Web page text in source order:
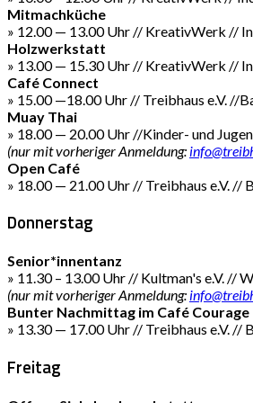
Mitmachküche
» 12.00 — 13.00 Uhr // KreativWerk //
Holzwerkstatt
» 13.00 — 15.30 Uhr // KreativWerk //
Café Connect
» 15.00 —18.00 Uhr // Treibhaus e.V. //
Muay Thai
» 18.00 — 20.00 Uhr //Kinder- und
(nur mit vorheriger Anmeldung:
Open Café
» 18.00 — 21.00 Uhr // Treibhaus e.V. //
Donnerstag
Senior*innentanz
» 11.30 – 13.00 Uhr // Kultman's e.V. //
(nur mit vorheriger Anmeldung:
Bunter Nachmittag im Café Courage
» 13.30 — 17.00 Uhr // Treibhaus e.V. //
Freitag